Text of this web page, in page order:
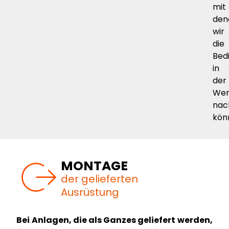
mit
wir
die
in
der
MONTAGE
der gelieferten
Ausrüstung
Bei Anlagen, die als Ganzes geliefert werden,